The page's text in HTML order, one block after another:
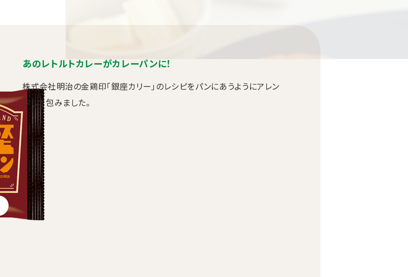
あのレトルトカレーがカレーパンに！
株式会社明治の金鶏印「銀座カリー」のレシピをパンにあうようにアレン
ジして包みました。